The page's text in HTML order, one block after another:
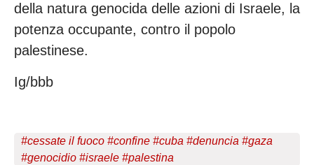
della natura genocida delle azioni di Israele, la
potenza occupante, contro il popolo
palestinese.
Ig/bbb
#cessate il fuoco #confine #cuba #denuncia #gaza
#genocidio #israele #palestina